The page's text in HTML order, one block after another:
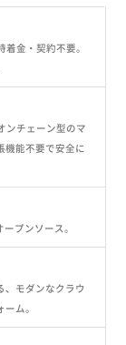
金・契約不要。
ンチェーン型のマ
機能不要で安全に
プンソース。
、モダンなクラウ
ム。